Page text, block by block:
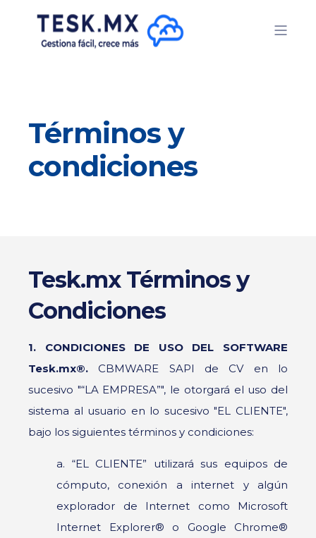
Términos y
condiciones
Tesk.mx Términos y
Condiciones
1. CONDICIONES DE USO DEL SOFTWARE
Tesk.mx®. CBMWARE SAPI de CV en lo
sucesivo "“LA EMPRESA”", le otorgará el uso del
sistema al usuario en lo sucesivo "EL CLIENTE",
bajo los siguientes términos y condiciones:
a. “EL CLIENTE” utilizará sus equipos de
cómputo, conexión a internet y algún
explorador de Internet como Microsoft
Internet Explorer® o Google Chrome®